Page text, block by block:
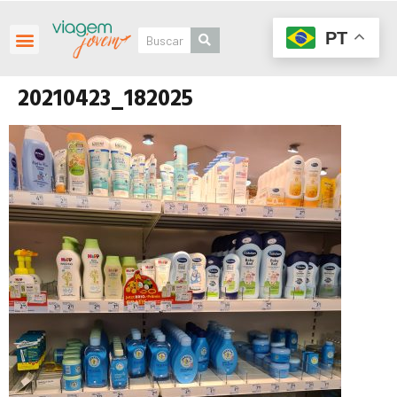
20210423_182025
PT